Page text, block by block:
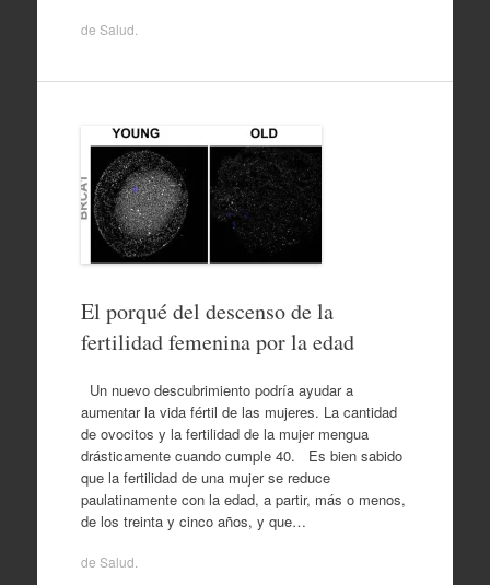
de Salud
El porqué del descenso de la
fertilidad femenina por la edad
Un nuevo descubrimiento podría ayudar a
aumentar la vida fértil de las mujeres. La cantidad
de ovocitos y la fertilidad de la mujer mengua
drásticamente cuando cumple 40. Es bien sabido
que la fertilidad de una mujer se reduce
paulatinamente con la edad, a partir, más o menos,
de los treinta y cinco años, y que…
de Salud